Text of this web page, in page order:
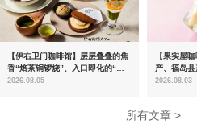
【伊右卫门咖啡馆】层层叠叠的焦
香“焙茶铜锣烧”、入口即化的“宇
治抹茶提拉米苏”全新登场
2026.08.05
【果实屋
产、福岛
2026.08.03
所有文章 >